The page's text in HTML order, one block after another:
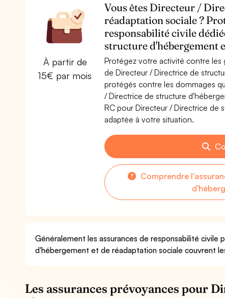
À partir de
15€ par mois
Vous êtes Directeur /
réadaptation sociale ?
responsabilité civile
structure d'hébergement
Protégez votre activité contre les
de Directeur / Directrice de
protégés contre les dommages
/ Directrice de structure
RC pour Directeur / Directrice de
adaptée à votre situation.
Comprendre
Généralement les assurances de responsabilité
d'hébergement et de réadaptation sociale couvrent
Les assurances prévoyances pour